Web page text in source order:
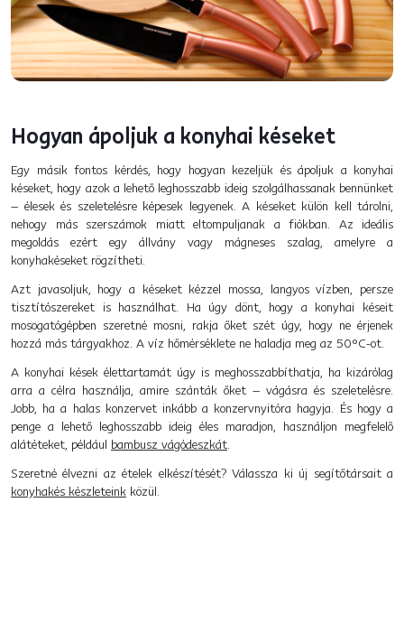
Hogyan ápoljuk a konyhai késeket
Egy másik fontos kérdés, hogy hogyan kezeljük és ápoljuk a konyhai
késeket, hogy azok a lehető leghosszabb ideig szolgálhassanak bennünket
– élesek és szeletelésre képesek legyenek. A késeket külön kell tárolni,
nehogy más szerszámok miatt eltompuljanak a fiókban. Az ideális
megoldás ezért egy állvány vagy mágneses szalag, amelyre a
konyhakéseket rögzítheti.
Azt javasoljuk, hogy a késeket kézzel mossa, langyos vízben, persze
tisztítószereket is használhat. Ha úgy dönt, hogy a konyhai késeit
mosogatógépben szeretné mosni, rakja őket szét úgy, hogy ne érjenek
hozzá más tárgyakhoz. A víz hőmérséklete ne haladja meg az 50°C-ot.
A konyhai kések élettartamát úgy is meghosszabbíthatja, ha kizárólag
arra a célra használja, amire szánták őket – vágásra és szeletelésre.
Jobb, ha a halas konzervet inkább a konzervnyitóra hagyja. És hogy a
penge a lehető leghosszabb ideig éles maradjon, használjon megfelelő
alátéteket, például bambusz vágódeszkát.
Szeretné élvezni az ételek elkészítését? Válassza ki új segítőtársait a
konyhakés készleteink közül.